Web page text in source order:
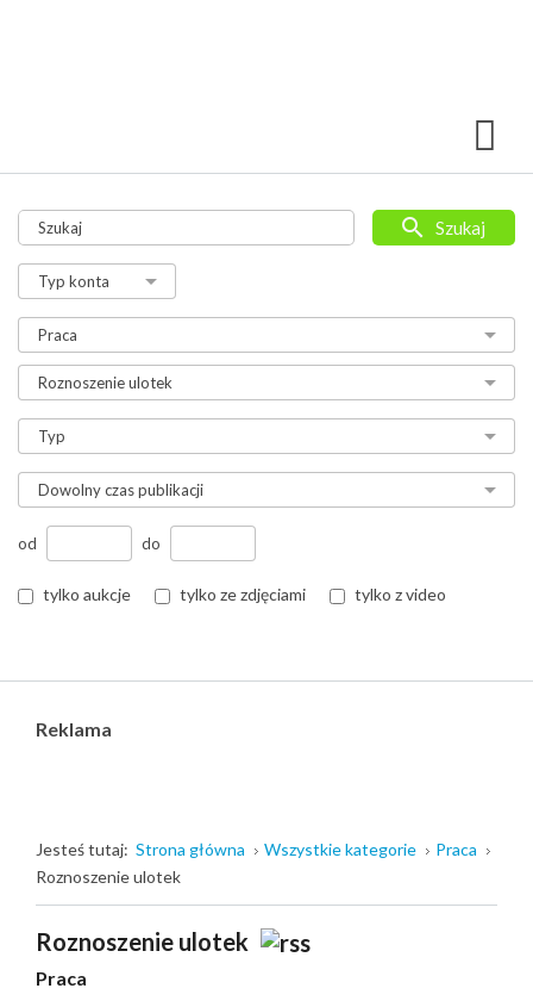
od do
tylko aukcje tylko ze zdjęciami tylko z video
Szukaj
Reklama
Jesteś tutaj: Strona główna Wszystkie kategorie
Praca
Roznoszenie ulotek
Roznoszenie ulotek
Praca